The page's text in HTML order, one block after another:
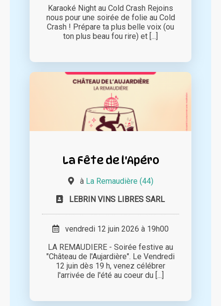
Karaoké Night au Cold Crash Rejoins
nous pour une soirée de folie au Cold
Crash ! Prépare ta plus belle voix (ou
ton plus beau fou rire) et [...]
La Fête de l'Apéro
à La Remaudière (44)
LEBRIN VINS LIBRES SARL
vendredi 12 juin 2026 à 19h00
LA REMAUDIERE - Soirée festive au
"Château de l'Aujardière". Le Vendredi
12 juin dès 19 h, venez célébrer
l'arrivée de l'été au coeur du [...]